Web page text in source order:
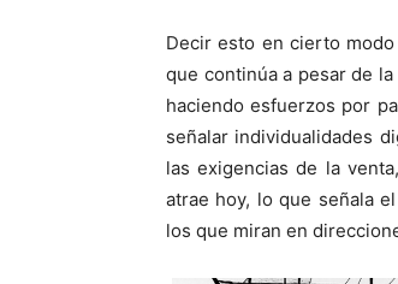
Decir esto en cierto
que continúa a pesar de
haciendo esfuerzos por
señalar individualidades
las exigencias de la
atrae hoy, lo que señala
los que miran en